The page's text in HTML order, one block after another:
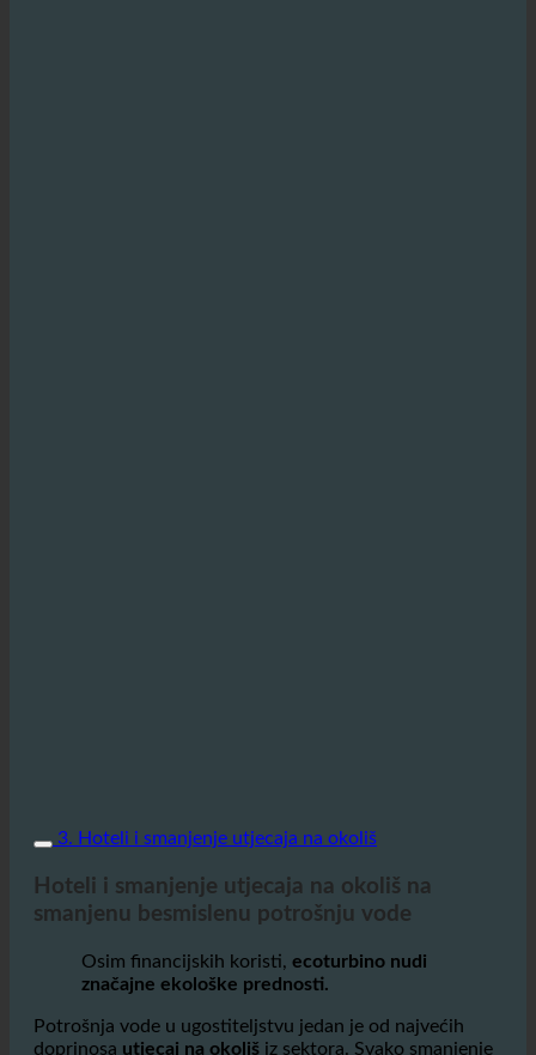
Hoteli i smanjenje utjecaja na okoliš na
Osim financijskih koristi,ecoturbino nudi
Potrošnja vode u ugostiteljstvu jedan je od najvećih